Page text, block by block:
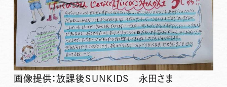
画像提供：放課後SUNKIDS 永田さま